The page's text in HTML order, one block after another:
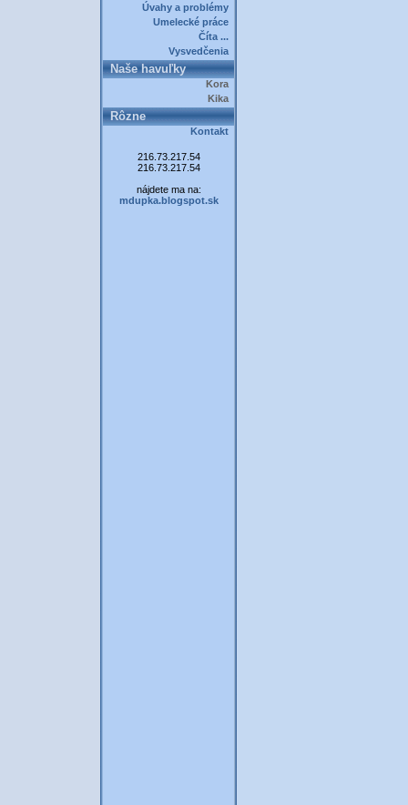
Úvahy a problémy
Umelecké práce
Číta ...
Vysvedčenia
Naše havuľky
Kora
Kika
Rôzne
Kontakt
216.73.217.54
216.73.217.54
nájdete ma na:
mdupka.blogspot.sk